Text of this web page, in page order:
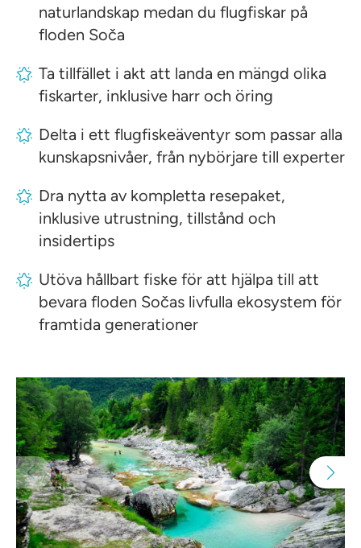
naturlandskap medan du flugfiskar på
floden Soča
Ta tillfället i akt att landa en mängd olika
fiskarter, inklusive harr och öring
Delta i ett flugfiskeäventyr som passar alla
kunskapsnivåer, från nybörjare till experter
Dra nytta av kompletta resepaket,
inklusive utrustning, tillstånd och
insidertips
Utöva hållbart fiske för att hjälpa till att
bevara floden Sočas livfulla ekosystem för
framtida generationer